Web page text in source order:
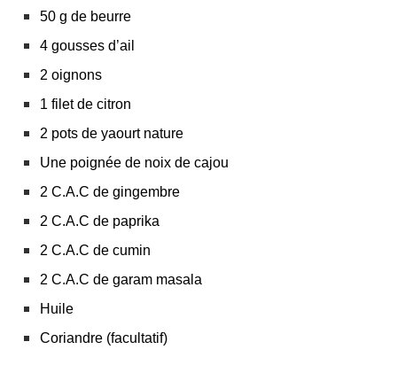
50 g de beurre
4 gousses d’ail
2 oignons
1 filet de citron
2 pots de yaourt nature
Une poignée de noix de cajou
2 C.A.C de gingembre
2 C.A.C de paprika
2 C.A.C de cumin
2 C.A.C de garam masala
Huile
Coriandre (facultatif)